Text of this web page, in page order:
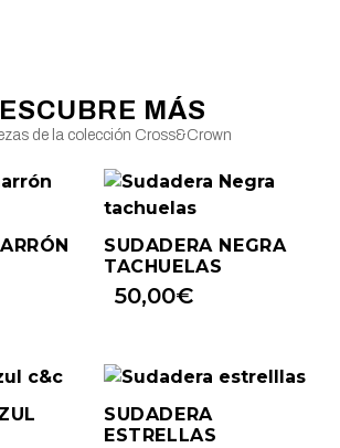
MÁS
de la colección Cross&Crown
SUDADERA NEGRA
TACHUELAS
50,00€
SUDADERA
ESTRELLAS